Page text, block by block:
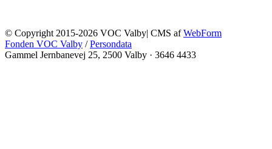
© Copyright 2015-2026 VOC Valby| CMS afWebForm
Fonden VOC Valby /Persondata
Gammel Jernbanevej 25, 2500 Valby · 3646 4433